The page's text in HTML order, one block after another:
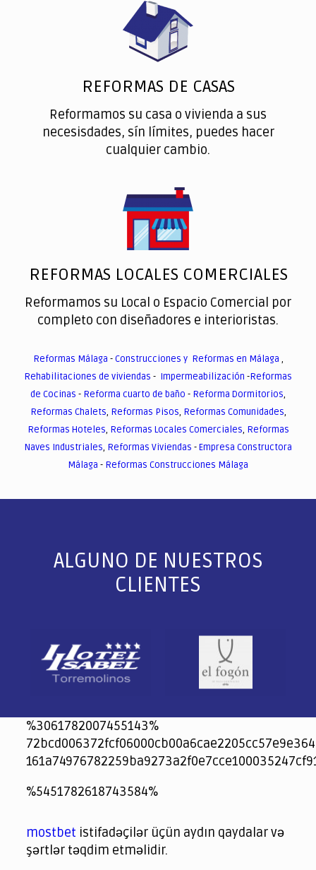
REFORMAS DE CASAS
Reformamos su casa o vivienda a sus
necesisdades, sín límites, puedes hacer
cualquier cambio.
REFORMAS LOCALES COMERCIALES
Reformamos su Local o Espacio Comercial por
completo con diseñadores e interioristas.
Reformas Málaga -Construcciones y Reformas en Málaga ,
Rehabilitaciones de viviendas - Impermeabilización -Reformas
de Cocinas - Reforma cuarto de baño - Reforma Dormitorios,
Reformas Chalets, Reformas Pisos, Reformas Comunidades,
Reformas Hoteles, Reformas Locales Comerciales, Reformas
Naves Industriales, Reformas Viviendas -Empresa Constructora
Málaga - Reformas Construcciones Málaga
ALGUNO DE NUESTROS
CLIENTES
%3061782007455143%
jeetcity
1xbet
jeet city casino
%5451782618743584%
spintiger
Avabet
Spinrise
Crown Green
Crowngreen casino login
슈가 러쉬1000 슬롯
crazy time casino online
1xcasinozambia.com
codingworldnews.com
parimatch.kr
winorio
winorio casino
winorio
mostbet istifadəçilər üçün aydın qaydalar və
şərtlər təqdim etməlidir.